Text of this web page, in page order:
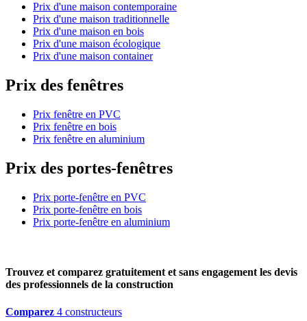
Prix d'une maison contemporaine
Prix d'une maison traditionnelle
Prix d'une maison en bois
Prix d'une maison écologique
Prix d'une maison container
Prix des fenêtres
Prix fenêtre en PVC
Prix fenêtre en bois
Prix fenêtre en aluminium
Prix des portes-fenêtres
Prix porte-fenêtre en PVC
Prix porte-fenêtre en bois
Prix porte-fenêtre en aluminium
Trouvez et comparez gratuitement et sans engagement les devis
des professionnels de la construction
Comparez 4 constructeurs